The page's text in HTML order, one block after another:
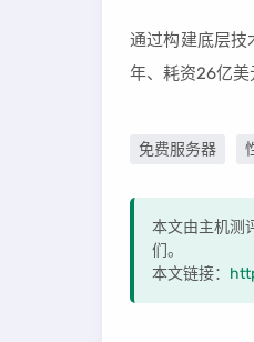
通过构建底层技
年、耗资26亿美
免费服务器
本文由主机测
们。
本文链接：